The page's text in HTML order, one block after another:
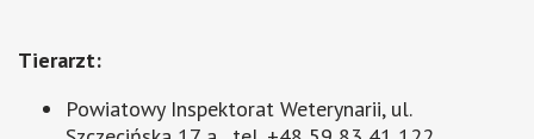
Tierarzt:
Powiatowy Inspektorat Weterynarii, ul.